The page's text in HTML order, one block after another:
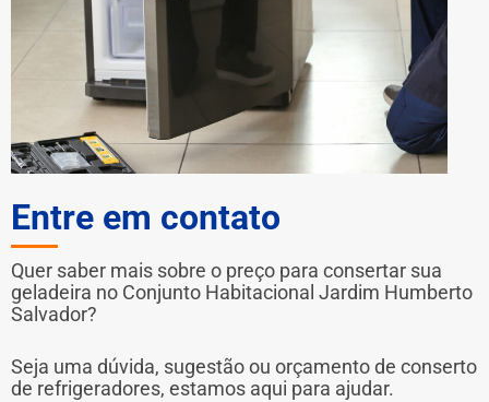
Entre em contato
Quer saber mais sobre o preço para consertar sua
geladeira no Conjunto Habitacional Jardim Humberto
Salvador?
Seja uma dúvida, sugestão ou orçamento de conserto
de refrigeradores, estamos aqui para ajudar.